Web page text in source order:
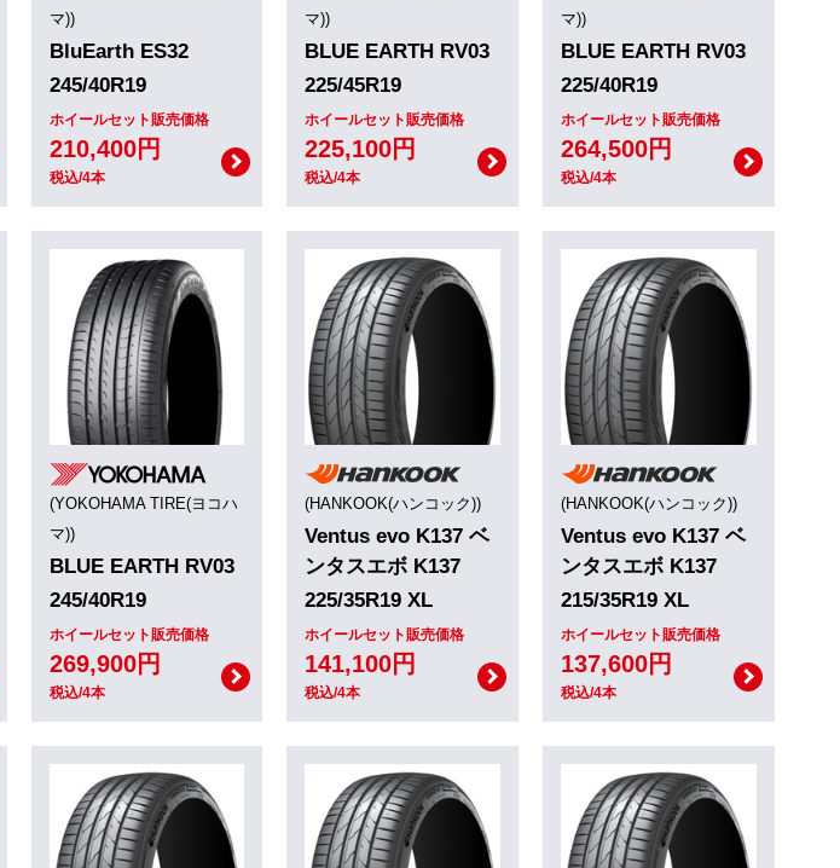
マ))
BluEarth ES32
245/40R19
ホイールセット販売価格
210,400円
税込/4本
マ))
BLUE EARTH RV03
225/45R19
ホイールセット販売価格
225,100円
税込/4本
マ))
BLUE EARTH RV03
225/40R19
ホイールセット販売価格
264,500円
税込/4本
(YOKOHAMA TIRE(ヨコハ
マ))
BLUE EARTH RV03
245/40R19
ホイールセット販売価格
269,900円
税込/4本
(HANKOOK(ハンコック))
Ventus evo K137 ベ
ンタスエボ K137
225/35R19 XL
ホイールセット販売価格
141,100円
税込/4本
(HANKOOK(ハンコック))
Ventus evo K137 ベ
ンタスエボ K137
215/35R19 XL
ホイールセット販売価格
137,600円
税込/4本